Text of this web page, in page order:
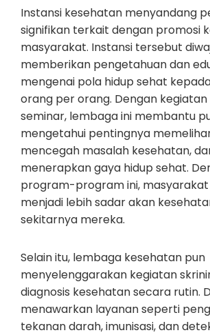
Instansi kesehatan menyandang
signifikan terkait dengan promosi
masyarakat. Instansi tersebut
memberikan pengetahuan dan
mengenai pola hidup sehat
orang per orang. Dengan kegiatan
seminar, lembaga ini membantu
mengetahui pentingnya
mencegah masalah kesehatan,
menerapkan gaya hidup sehat.
program-program ini,
menjadi lebih sadar akan
sekitarnya mereka.
Selain itu, lembaga kesehatan pun
menyelenggarakan kegiatan
diagnosis kesehatan secara rutin.
menawarkan layanan seperti
tekanan darah, imunisasi, dan